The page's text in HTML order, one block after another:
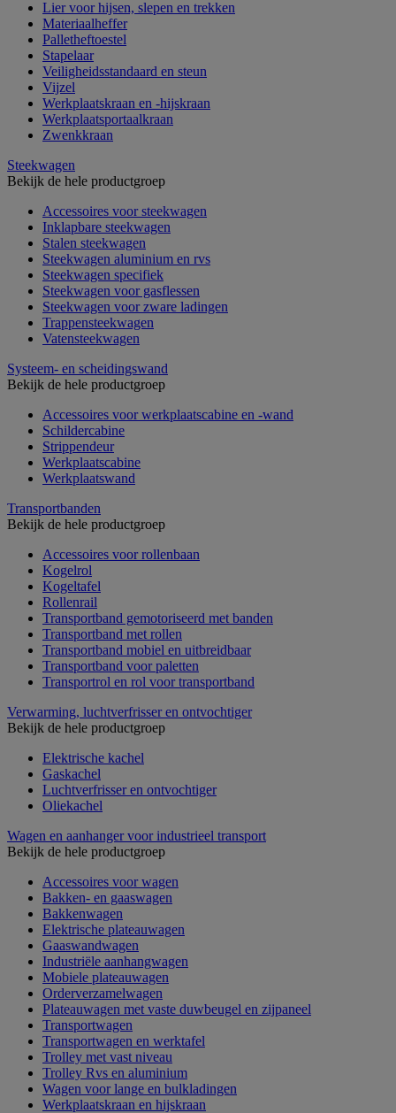
Lier voor hijsen, slepen en trekken
Materiaalheffer
Palletheftoestel
Stapelaar
Veiligheidsstandaard en steun
Vijzel
Werkplaatskraan en -hijskraan
Werkplaatsportaalkraan
Zwenkkraan
Steekwagen
Bekijk de hele productgroep
Accessoires voor steekwagen
Inklapbare steekwagen
Stalen steekwagen
Steekwagen aluminium en rvs
Steekwagen specifiek
Steekwagen voor gasflessen
Steekwagen voor zware ladingen
Trappensteekwagen
Vatensteekwagen
Systeem- en scheidingswand
Bekijk de hele productgroep
Accessoires voor werkplaatscabine en -wand
Schildercabine
Strippendeur
Werkplaatscabine
Werkplaatswand
Transportbanden
Bekijk de hele productgroep
Accessoires voor rollenbaan
Kogelrol
Kogeltafel
Rollenrail
Transportband gemotoriseerd met banden
Transportband met rollen
Transportband mobiel en uitbreidbaar
Transportband voor paletten
Transportrol en rol voor transportband
Verwarming, luchtverfrisser en ontvochtiger
Bekijk de hele productgroep
Elektrische kachel
Gaskachel
Luchtverfrisser en ontvochtiger
Oliekachel
Wagen en aanhanger voor industrieel transport
Bekijk de hele productgroep
Accessoires voor wagen
Bakken- en gaaswagen
Bakkenwagen
Elektrische plateauwagen
Gaaswandwagen
Industriële aanhangwagen
Mobiele plateauwagen
Orderverzamelwagen
Plateauwagen met vaste duwbeugel en zijpaneel
Transportwagen
Transportwagen en werktafel
Trolley met vast niveau
Trolley Rvs en aluminium
Wagen voor lange en bulkladingen
Werkplaatskraan en hijskraan